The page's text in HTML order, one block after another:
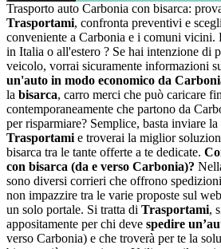
Trasporto auto Carbonia con bisarca:
Trasportami, confronta preventivi e
conveniente a Carbonia e i comuni vicini.
in Italia o all'estero ? Se hai intenzione di
veicolo, vorrai sicuramente informazioni
un'auto in modo economico da
la bisarca, carro merci che può caricare
contemporaneamente che partono da
per risparmiare? Semplice, basta inviare
Trasportami e troverai la miglior
bisarca tra le tante offerte a te dedicate.
con bisarca (da e verso Carbonia)?
sono diversi corrieri che offrono
non impazzire tra le varie proposte sul
un solo portale. Si tratta di Trasportami,
appositamente per chi deve spedire
verso Carbonia) e che troverà per te la